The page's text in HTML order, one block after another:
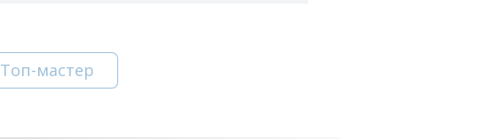
Топ-мастер